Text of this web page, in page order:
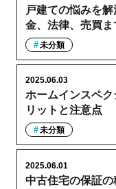
戸建ての悩みを
金、法律、売買ま
未分類
ホームインスペ
リットと注意点
2025.06.03
未分類
中古住宅の保証
2025.06.01